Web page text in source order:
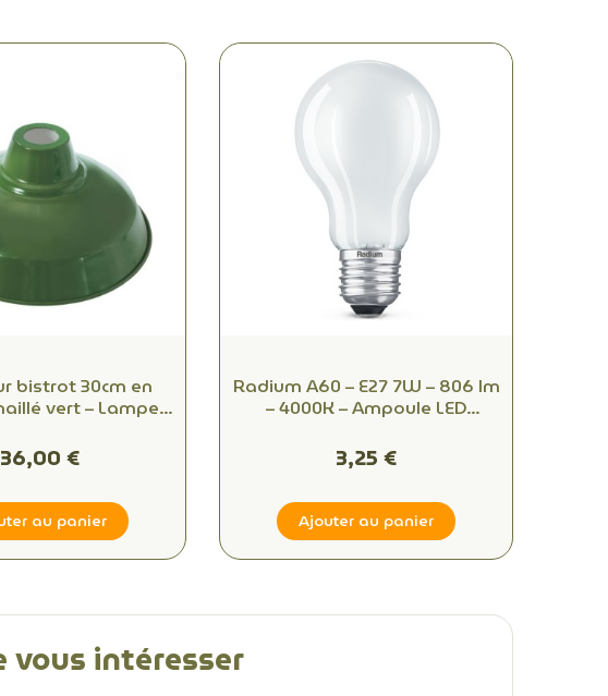
bistrot 30cm en
vert – Lampe
bar et loft
36,00 €
au panier
Radium A60 – E27 7W – 806 lm
– 4000K – Ampoule LED
3,25 €
Ajouter au panier
vous intéresser